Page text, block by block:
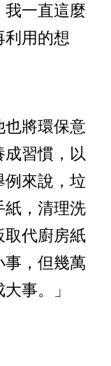
我一直這麼
利用的想
也將環保意
習慣，以
例來說，垃
紙，清理洗
取代廚房紙
，但幾萬
事。」